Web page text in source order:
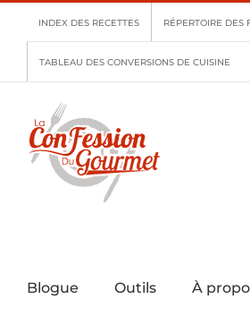
content
INDEX DES RECETTES RÉPERTOIRE DES
TABLEAU DES CONVERSIONS DE CUISINE
Blogue Outils À